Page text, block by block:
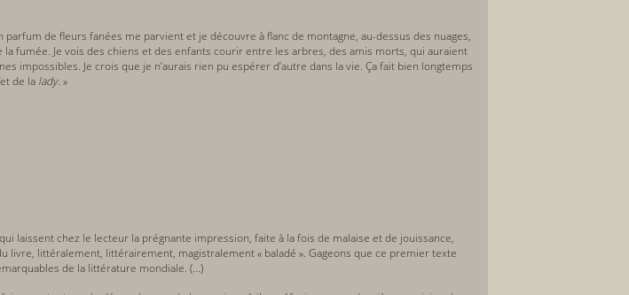
de fleurs fanées me parvient et je découvre à flanc de montagne, au-dessus des nuages,
fumée. Je vois des chiens et des enfants courir entre les arbres, des amis morts, qui auraient
impossibles. Je crois que je n’aurais rien pu espérer d’autre dans la vie. Ça fait bien longtemps
de la lady. »
laissent chez le lecteur la prégnante impression, faite à la fois de malaise et de jouissance,
livre, littéralement, littérairement, magistralement « baladé ». Gageons que ce premier texte
de la littérature mondiale. (...)